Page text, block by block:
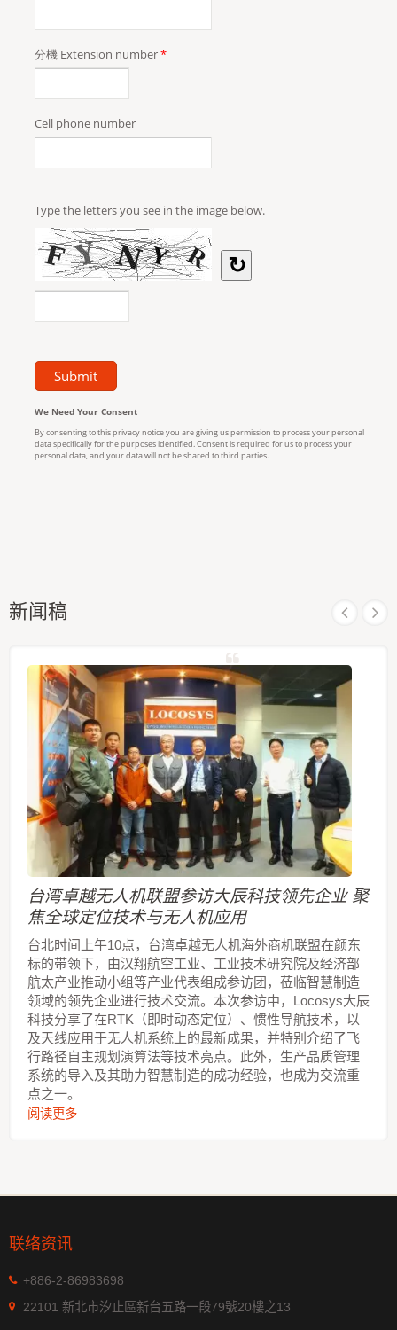
新闻稿
台湾卓越无人机联盟参访大辰科技领先企业 聚
焦全球定位技术与无人机应用
台北时间上午10点，台湾卓越无人机海外商机联盟在颜东
标的带领下，由汉翔航空工业、工业技术研究院及经济部
航太产业推动小组等产业代表组成参访团，莅临智慧制造
领域的领先企业进行技术交流。本次参访中，Locosys大辰
科技分享了在RTK（即时动态定位）、惯性导航技术，以
及天线应用于无人机系统上的最新成果，并特别介绍了飞
行路径自主规划演算法等技术亮点。此外，生产品质管理
系统的导入及其助力智慧制造的成功经验，也成为交流重
点之一。
阅读更多
联络资讯
+886-2-86983698
22101 新北市汐止區新台五路一段79號20樓之13